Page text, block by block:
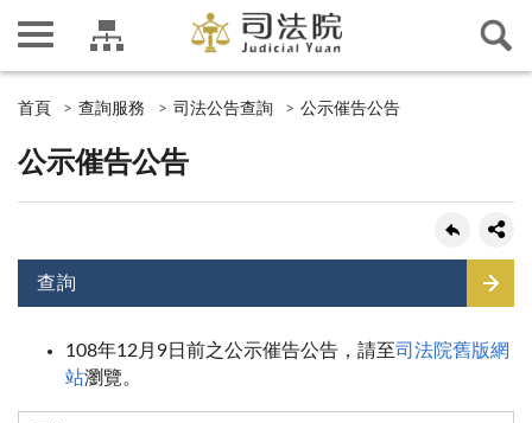
首頁 查詢服務 司法公告查詢 公示催告公告
公示催告公告
查詢
108年12月9日前之公示催告公告，請至司法院舊版網
站瀏覽。